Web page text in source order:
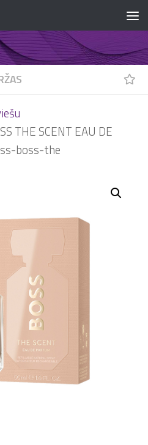
THE SCENT EAU DE
boss-the